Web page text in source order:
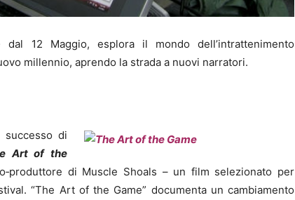
dal 12 Maggio, esplora il mondo dell’intrattenimento
millennio, aprendo la strada a nuovi narratori.
di
Art of the
di Muscle Shoals – un film selezionato per
“The Art of the Game” documenta un cambiamento